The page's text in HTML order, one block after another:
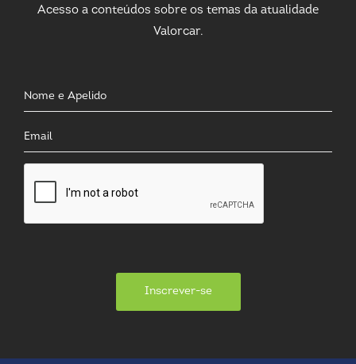
Acesso a conteúdos sobre os temas da atualidade
Valorcar.
Inscrever-se